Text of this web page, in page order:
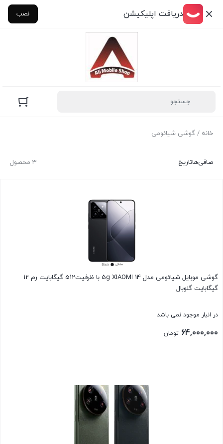
دریافت اپلیکیشن نصب
خانه / گوشی شیائومی
3 محصول صافی‌هاتاریخ
گوشی موبایل شیائومی مدل 5g XIAOMI 14 با ظرفیت512 گیگابایت رم 12
گیگابایت گلوبال
در انبار موجود نمی باشد
64,000,000 تومان